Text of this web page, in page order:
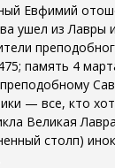
Евфимий
ушел из Лавры
память 4
— все, кто
Великая
столп)